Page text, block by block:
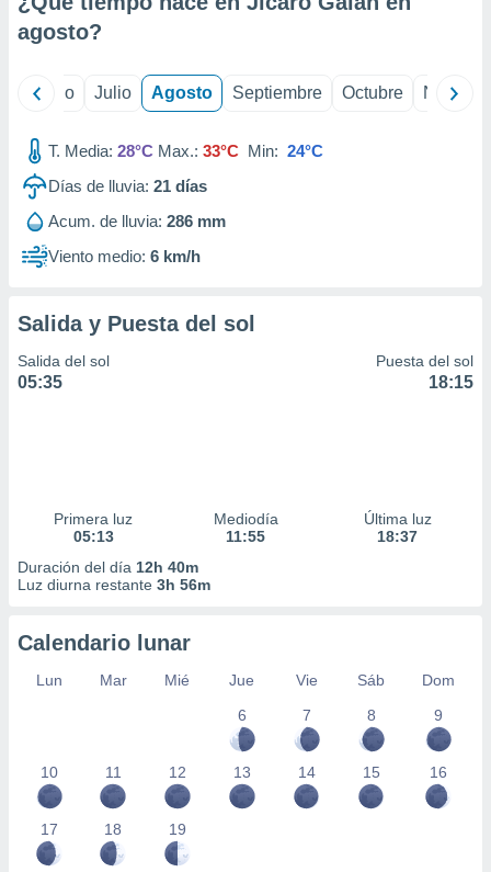
e
publicidad
publicidad
de
agosto?
Junio Julio Agosto Septiembre Octubre
T. Media: 28°C Max.: 33°C Min: 24°C
Días de lluvia: 21 días
Acum. de lluvia: 286 mm
Viento medio: 6 km/h
Salida y Puesta del sol
Salida del sol
05:35
Puesta del sol
18:15
Primera luz
05:13
Mediodía
11:55
Última luz
18:37
Duración del día 12h 40m
Luz diurna restante 3h 56m
Calendario lunar
Lun Mar Mié Jue Vie Sáb
Dom
6
7 8 9
10 11 12 13 14 15 16
17 18 19